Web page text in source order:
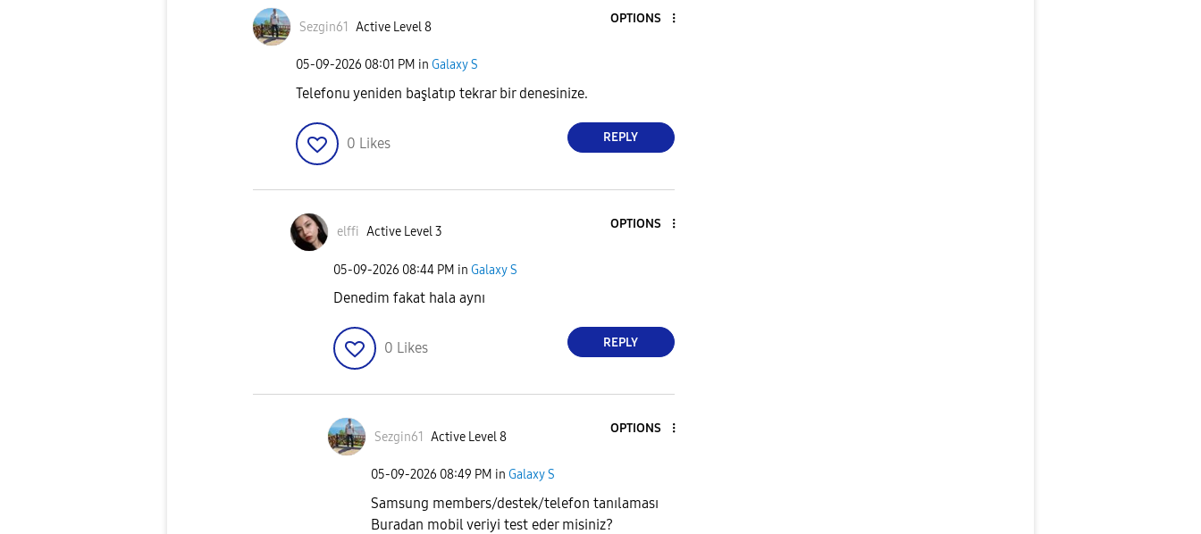
Sezgin61 Active Level 8
OPTIONS
‎05-09-2026 08:01 PM in Galaxy S
Telefonu yeniden başlatıp tekrar bir denesinize.
0 Likes REPLY
elffi Active Level 3
OPTIONS
‎05-09-2026 08:44 PM in Galaxy S
Denedim fakat hala aynı
0 Likes REPLY
Sezgin61 Active Level 8
OPTIONS
‎05-09-2026 08:49 PM in Galaxy S
Samsung members/destek/telefon tanılaması
Buradan mobil veriyi test eder misiniz?